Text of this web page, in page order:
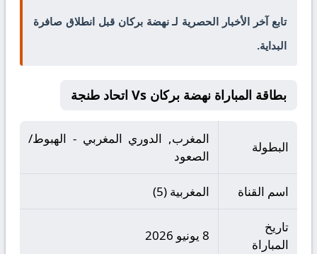
تابع آخر الأخبار الحصرية لـ نهضة بركان قبل انطلاق صافرة
البداية.
بطاقة المباراة نهضة بركان Vs اتحاد طنجة
البطولة
المغرب, الدوري المغربي - الهبوط/
الصعود
اسم القناة المغربية (5)
تاريخ
المباراة
8 يونيو 2026